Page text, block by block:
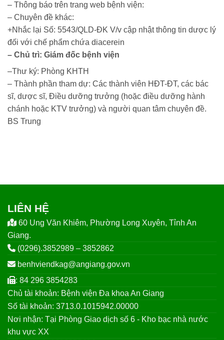
– Thông báo trên trang web bệnh viện:
– Chuyên đề khác:
+Nhắc lại Số: 5543/QLD-ĐK V/v cập nhật thông tin dược lý
đối với chế phẩm chứa diacerein
– Chủ trì: Giám đốc bệnh viện
–Thư ký: Phòng KHTH
– Thành phần tham dự: Các thành viên HĐT-ĐT, các bác
sĩ, dược sĩ, Điều dưỡng trưởng (hoặc điều dưỡng hành
chánh hoặc KTV trưởng) và người quan tâm chuyên đề.
BS Trung
LIÊN HỆ
60 Ung Văn Khiêm, Phường Long Xuyên, Tỉnh An
Giang.
(0296).3852989 – 3852862
benhviendkag@angiang.gov.vn
: 84 296 3854283
Chủ tài khoản: Bệnh viện Đa khoa An Giang
Số tài khoản: 3713.0.1015942.00000
Nơi nhận: Tại Phòng Giao dịch số 6 - Kho bạc nhà nước
khu vực XX